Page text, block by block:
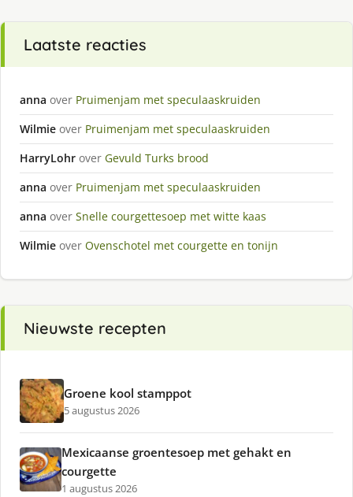
Laatste reacties
anna over Pruimenjam met speculaaskruiden
Wilmie over Pruimenjam met speculaaskruiden
HarryLohr over Gevuld Turks brood
anna over Pruimenjam met speculaaskruiden
anna over Snelle courgettesoep met witte kaas
Wilmie over Ovenschotel met courgette en tonijn
Nieuwste recepten
Groene kool stamppot
5 augustus 2026
Mexicaanse groentesoep met gehakt en
courgette
1 augustus 2026